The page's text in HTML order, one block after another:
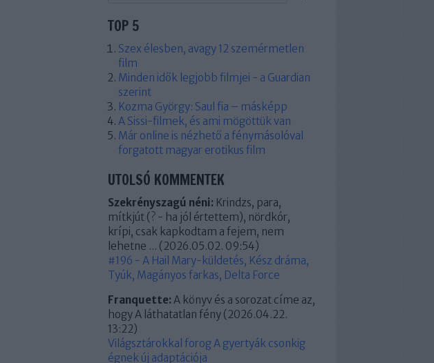
TOP 5
Szex élesben, avagy 12 szemérmetlen
film
Minden idők legjobb filmjei - a Guardian
szerint
Kozma György: Saul fia – másképp
A Sissi-filmek, és ami mögöttük van
Már online is nézhető a fénymásolóval
forgatott magyar erotikus film
UTOLSÓ KOMMENTEK
Szekrényszagú néni: Krindzs, para,
mítkjút (? - ha jól értettem), nördkór,
krípi, csak kapkodtam a fejem, nem
lehetne ... (2026.05.02. 09:54)
#196 - A Hail Mary-küldetés, Kész dráma,
Tyúk, Magányos farkas, Delta Force
Franquette: A könyv és a sorozat címe az,
hogy A láthatatlan fény (2026.04.22.
13:22)
Világsztárokkal forog A gyertyák csonkig
égnek új adaptációja